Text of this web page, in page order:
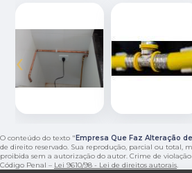
‹
O conteúdo do texto " Empresa Que Faz Alteração
de direito reservado. Sua reprodução, parcial ou total,
proibida sem a autorização do autor. Crime de
Código Penal – Lei 9610/98 - Lei de direitos autorais.